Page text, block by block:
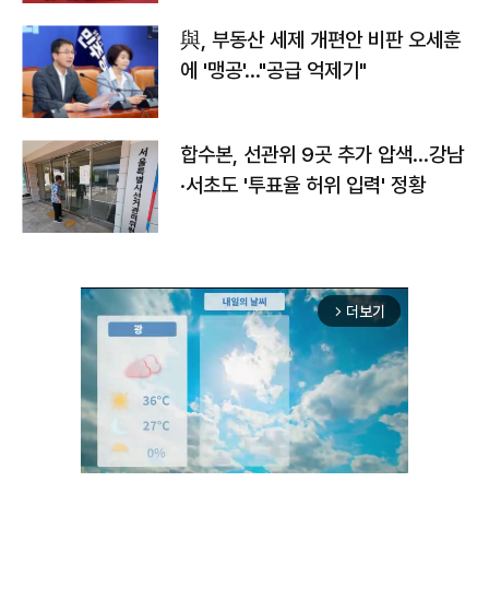
與, 부동산 세제 개편안 비판 오세훈
에 '맹공'…"공급 억제기"
합수본, 선관위 9곳 추가 압색…강남
·서초도 '투표율 허위 입력' 정황
arrow_forward_ios 더보기